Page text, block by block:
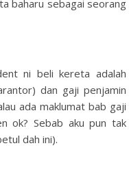
baharu sebagai seorang
ni beli kereta adalah
dan gaji penjamin
ada maklumat bab gaji
ok? Sebab aku pun tak
dah ini).